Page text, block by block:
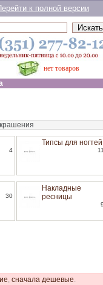
к полной версии
нет товаров
4
Типсы для ногтей
30
Накладные
ресницы
, сначала дешевые.